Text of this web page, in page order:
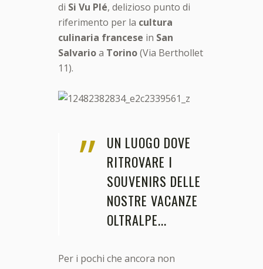
di Si Vu Plé, delizioso punto di
riferimento per la cultura
culinaria francese in San
Salvarioa Torino(Via Berthollet
11).
”
UN LUOGO DOVE
RITROVARE I
SOUVENIRS DELLE
NOSTRE VACANZE
OLTRALPE...
Per i pochi che ancora non